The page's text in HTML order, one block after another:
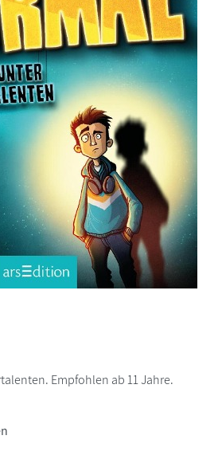
Empfohlen ab 11 Jahre.